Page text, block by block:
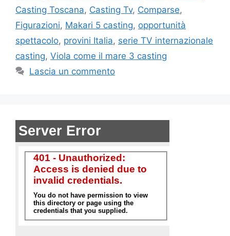
Casting Toscana, Casting Tv, Comparse,
Figurazioni, Makari 5 casting, opportunità
spettacolo, provini Italia, serie TV internazionale
casting, Viola come il mare 3 casting
Lascia un commento